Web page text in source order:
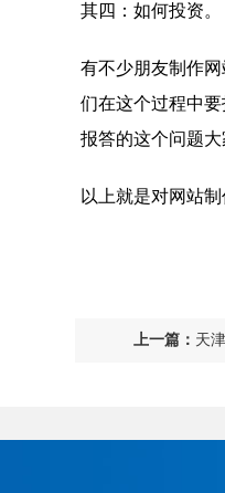
其四：如何投资。
有不少朋友制作
们在这个过程中
报答的这个问题大
以上就是对网站
上一篇： 天